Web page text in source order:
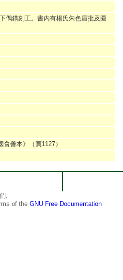
偶鐫刻工。書內有楊氏朱色眉批及圈
會善本》（頁1127）
.
of the GNU Free Documentation